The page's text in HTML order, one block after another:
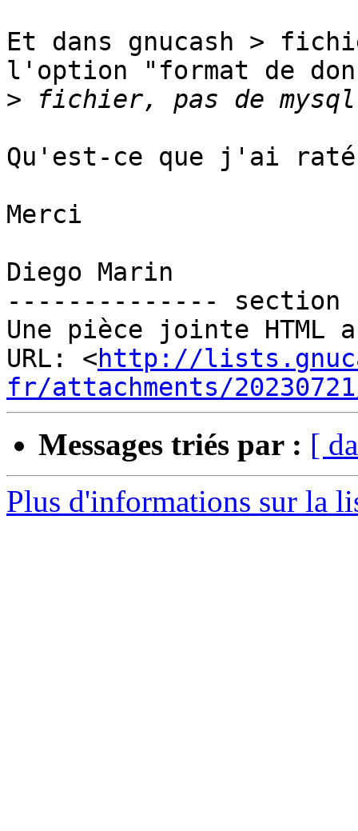
Et dans gnucash >
l'option "format de
>
Qu'est-ce que j'ai
Merci
Diego Marin
-------------- section
Une pièce jointe
URL: <http://
fr/attachments/
Messages triés par : [
Plus d'informations sur la